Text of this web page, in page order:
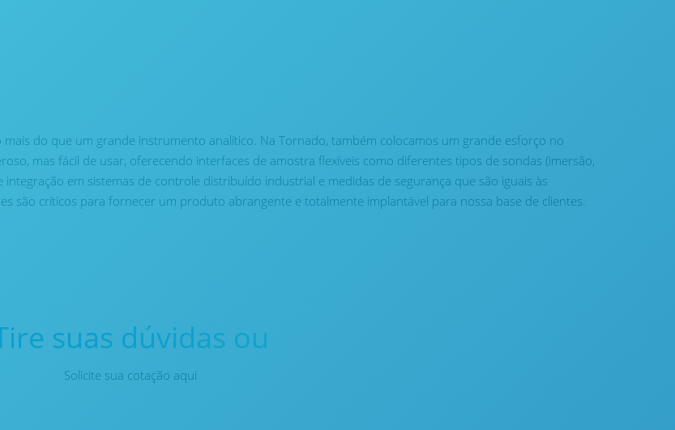
do que um grande instrumento analítico. Na Tornado, também colocamos um grande esforço no
mas fácil de usar, oferecendo interfaces de amostra flexíveis como diferentes tipos de sondas (imersão,
em sistemas de controle distribuído industrial e medidas de segurança que são iguais às
são críticos para fornecer um produto abrangente e totalmente implantável para nossa base de clientes.
suas dúvidas ou
Solicite sua cotação aqui